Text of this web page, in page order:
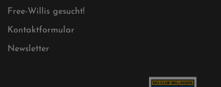
Mühlenkopfschanze
Sponsoren
Aktuelles